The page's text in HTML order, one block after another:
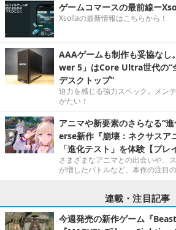
ゲームコマースの最前線ー
Xsollaの最新情報はこちらから！
AAAゲームも制作も妥協な
wer 5」はCore Ultra世代の“
デスクトップ”
迫力を感じる強力スペック。メン
がたい！
アニマや新要素のさらなる“
erse新作『崩壊：ネクサスア
「進化テスト」を体験【プレ
さまざまなアニマとの出会いや、
が増したバトルなど、本作の注目
連載・注目記事
今週発売の新作ゲーム『